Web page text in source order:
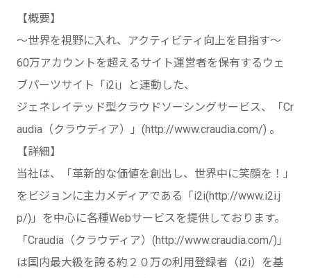
【概要】
～世界を視野に入れ、アクティビティ向上を目指す～
60万アカウントを超えるサイト運営者を保有するウェ
ブパーツサイト「i2i」と連動した、
ジェネレイテッド型クラウドソーシングサービス、「Cr
audia（クラウディア）」(http://www.craudia.com/) 。
【詳細】
当社は、「革新的な価値を創出し、世界中に笑顔を！」
をビジョンに主力メディアである「i2i(http://www.i2i.j
p/)」を中心に各種Webサービスを提供しております。
「Craudia（クラウディア）(http://www.craudia.com/)」
は国内最大級を誇る約２０万の利用登録者（i2i）を基